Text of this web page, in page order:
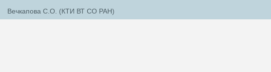
Вечкапова С.О. (КТИ ВТ СО РАН)